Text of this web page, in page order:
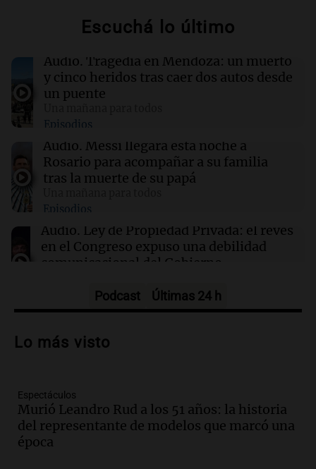
heridos tras caer dos autos desde un puente
Sociedad
“Santa Fe te abraza”: el mensaje de Pullaro
tras la muerte de Jorge Messi
13:31 Una mañana para todos
Messi llegará esta noche a Rosario para
acompañar a su familia tras la muerte de su
papá
13:20 Sociedad
“Jorge hizo todo bien”: el mensaje de Chiqui
Tapia tras la muerte del padre de Messi
Escuchá lo último
Audio. Tragedia en Mendoza: un muerto
y cinco heridos tras caer dos autos desde
un puente
Episodios
Audio. Messi llegará esta noche a
Rosario para acompañar a su familia
tras la muerte de su papá
Episodios
Audio. Ley de Propiedad Privada: el revés
en el Congreso expuso una debilidad
comunicacional del Gobierno
Audio.Casabindo se prepara para una
tradicional Toreo de la Vincha
Audio.
"Tres hombres se lo llevaron para
hacerle preguntas y nunca regresó"
Una mañana para todos
Podcast Últimas 24 h
Lo más visto
Espectáculos
Murió Leandro Rud a los 51 años: la historia
del representante de modelos que marcó una
época